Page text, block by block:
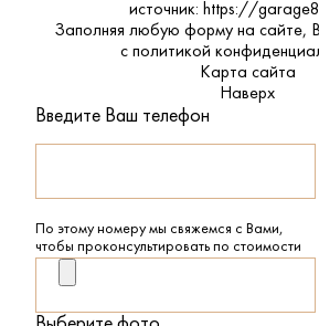
источник: https://
Заполняя любую форму на сайте,
с политикой
Карта сайта
Наверх
Введите Ваш телефон
По этому номеру мы свяжемся с Вами,
чтобы проконсультировать по стоимости